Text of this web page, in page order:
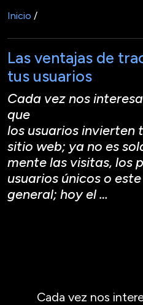
Inicio /
Las ventajas de
tus usuarios
Cada vez nos
que
los usuarios invierten
sitio web; ya no es
mente las visitas, los
usuarios únicos o
general; hoy el…
Cada vez nos